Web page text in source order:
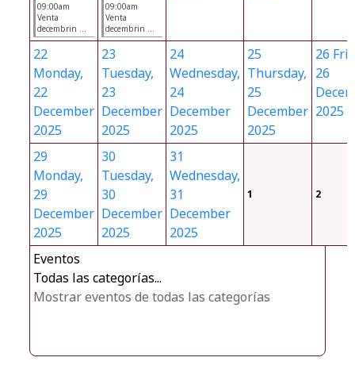
09:00am
Venta
decembrin ...
09:00am
Venta
decembrin ...
22
Monday,
22
December
2025
23
Tuesday,
23
December
2025
24
Wednesday,
24
December
2025
25
Thursday,
25
December
2025
26
26
2025
29
Monday,
29
December
2025
30
Tuesday,
30
December
2025
31
Wednesday,
31
December
2025
1 2
Eventos
Todas las categorías...
Mostrar eventos de todas las categorías